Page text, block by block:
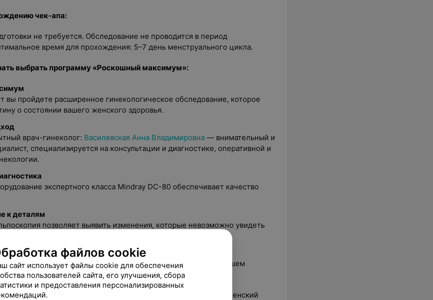
чек-апа:
не требуется. Обследование не проводится в период
время для прохождения: 5–7 день менструального цикла.
выбрать программу «Роскошный максимум»:
вы пройдете расширенное гинекологическое обследование, которое
о состоянии вашего женского здоровья.
врач-гинеколог: Василевская Анна Владимировна — внимательный и
специализируется на консультации и диагностике, оперативной и
экспертного класса Mindray DC-80 обеспечивает качество
к деталям
позволяет выявить изменения, которые невозможно увидеть
спокойная атмосфера, деликатное отношение и забота о вашем
заболевания протекают без симптомов. Расширенный женский
файлов cookie
сайт использует файлы cookie для обеспечения
пользователей сайта, его улучшения, сбора
и предоставления персонализированных